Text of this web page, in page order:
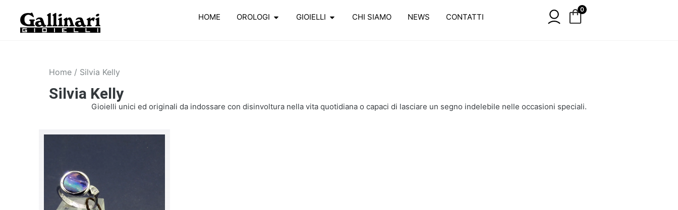
HOME OROLOGI GIOIELLI CHI SIAMO NEWS CONTATTI
0
Home / Silvia Kelly
Silvia Kelly
Gioielli unici ed originali da indossare con disinvoltura nella vita quotidiana o capaci di lasciare un segno indelebile nelle occasioni speciali.